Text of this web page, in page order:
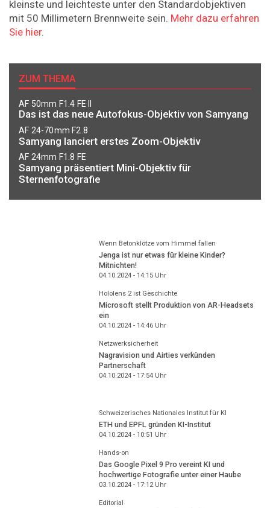
kleinste und leichteste unter den Standardobjektiven
mit 50 Millimetern Brennweite sein. Mehr dazu erfahren
Sie hier.
ZUM THEMA
AF 50mm F1.4 FE II
Das ist das neue Autofokus-Objektiv von Samyang
AF 24-70mm F2.8
Samyang lanciert erstes Zoom-Objektiv
AF 24mm F1.8 FE
Samyang präsentiert Mini-Objektiv für
Sternenfotografie
Wenn Betonklötze vom Himmel fallen
Jenga ist nur etwas für kleine Kinder?
Mitnichten!
04.10.2024 - 14:15Uhr
Hololens 2 ist Geschichte
Microsoft stellt Produktion von AR-Headsets
ein
04.10.2024 - 14:46Uhr
Netzwerksicherheit
Nagravision und Airties verkünden
Partnerschaft
04.10.2024 - 17:54Uhr
Schweizerisches Nationales Institut für KI
ETH und EPFL gründen KI-Institut
04.10.2024 - 10:51 Uhr
Hands-on
Das Google Pixel 9 Pro vereint KI und
hochwertige Fotografie unter einer Haube
03.10.2024 - 17:12Uhr
Editorial